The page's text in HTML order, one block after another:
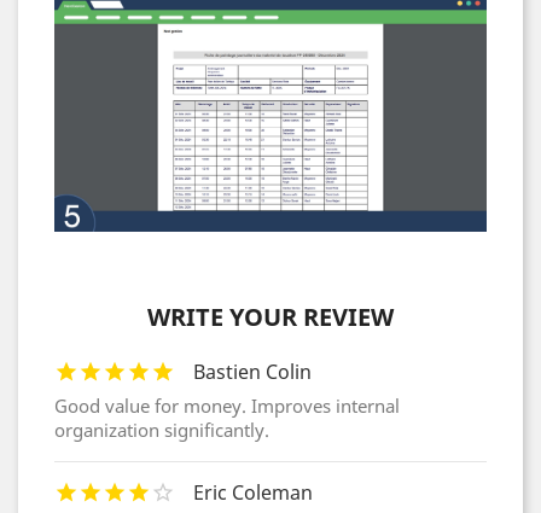
WRITE YOUR REVIEW
Bastien Colin
Good value for money. Improves internal
organization significantly.
Eric Coleman